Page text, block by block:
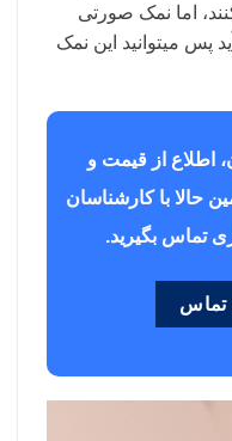
اما نمک صورتی
میتوانید این نمک
اطلاع از قیمت و
حالا با کارشناسان
تماس بگیرید.
تماس